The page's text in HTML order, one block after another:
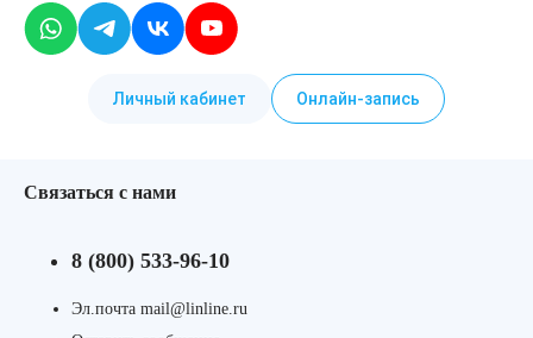
Личный кабинет Онлайн-запись
Связаться с нами
8 (800) 533-96-10
Эл.почта mail@linline.ru